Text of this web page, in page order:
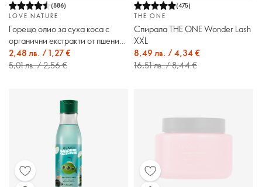
(886)
LOVE NATURE
Горещо олио за суха коса с
органични екстракти от пшеница
& кокос Love Nature
2,48 лв. / 1,27 €
5,01 лв. / 2,56 €
(475)
THE ONE
Спирала THE ONE Wonder Lash
XXL
8,49 лв. / 4,34 €
16,51 лв. / 8,44 €